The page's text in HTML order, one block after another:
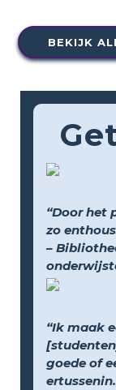
BEKIJK
“Door het
zo
–
“Ik maak
goede of